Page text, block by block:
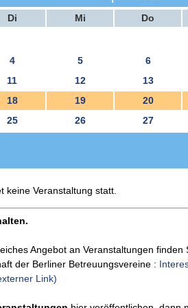
Di Mi Do
4 5 6
11 12 13
18 19 20
25 26 27
keine Veranstaltung statt.
Angebot an Veranstaltungen
der Berliner Betreuungsvereine :
Link)